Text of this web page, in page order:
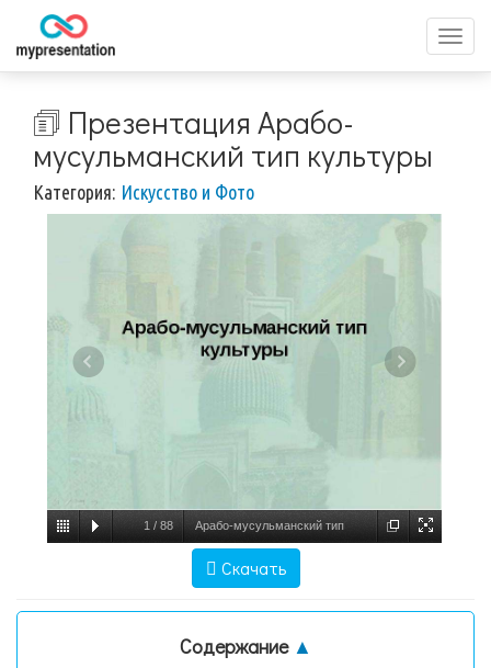
меню
🗊 Презентация Арабо-
мусульманский тип культуры
Категория: Искусство и Фото
1 / 88 Арабо-мусульманский тип
Скачать
Содержание ▲